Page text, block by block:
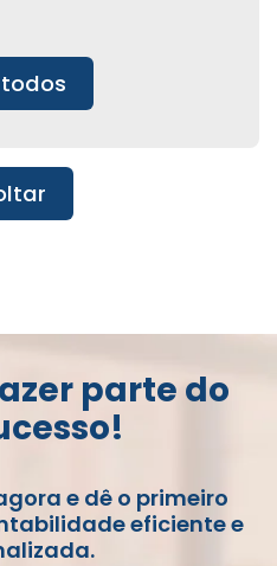
parte do
e dê o primeiro
eficiente e